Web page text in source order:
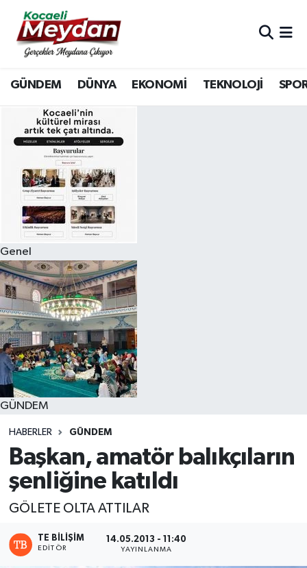
GÜNDEM DÜNYA EKONOMİ TEKNOLOJİ
Genel
GÜNDEM
HABERLER GÜNDEM
Başkan, amatör balıkçıların
şenliğine katıldı
GÖLETE OLTA ATTILAR
TE BILIŞIM
EDITÖR
14.05.2013 - 11:40
YAYINLANMA
Nöbetçi Eczaneler
Hava Durumu
Trafik Durumu
Süper Lig Puan Durumu ve Fikstür
Tüm Manşetler
Son Dakika Haberleri
Haber Arşivi